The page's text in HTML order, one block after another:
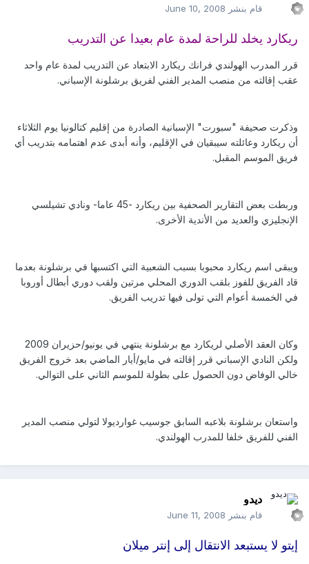
قام بنشر June 10, 2008
ريكارد يخلد للراحة لمدة عام بعيدا عن التدريب
قرر المدرب الهولندي فرانك ريكارد الابتعاد عن التدريب لمدة عام واحد
عقب إقالته من منصب المدير الفني لفريق برشلونة الإسباني.
وذكرت صحيفة "سبورت" الإسبانية الصادرة من إقليم كتالونيا يوم الثلاثاء
أن ريكارد وعائلته سيبقيان في الإقليم، وأنه أبدى عدم اهتمامه بتدريب أي
فريق الموسم المقبل.
وربطت بعض التقارير الصحفية بين ريكارد -45 عاما- ونادي تشيلسي
الإنجليزي والعديد من الأندية الأخرى.
ويبقى اسم ريكارد محبوبا بسبب الشعبية التي اكتسبها في برشلونة بعدما
قاد الفريق للفوز بلقب الدوري المحلي مرتين ولقب دوري أبطال أوروبا
في الخمسة أعوام التي تولى فيها تدريب الفريق.
وكان العقد الأصلي لريكارد مع برشلونة ينتهي في يونيو/حزيران 2009
ولكن النادي الإسباني قرر إقالته في مايو/أيار الماضي بعد خروج الفريق
خالي الوفاض دون الحصول على بطولة للموسم الثاني على التوالي.
واستعان برشلونة بلاعبه السابق جوسيب غوارديولا لتولي منصب المدير
الفني للفريق خلفا للمدرب الهولندي.
ديدو
قام بنشر June 11, 2008
إيتو لا يستبعد الانتقال إلى إنتر ميلان